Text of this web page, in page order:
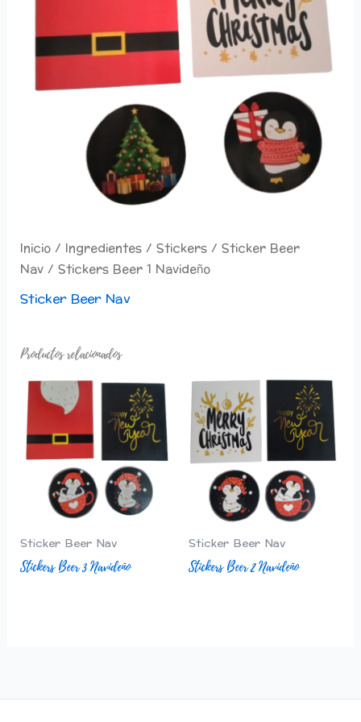
Inicio/ Ingredientes/ Stickers/ Sticker Beer
Nav/ Stickers Beer 1 Navideño
Sticker Beer Nav
Productos relacionados
Sticker Beer Nav
Stickers Beer 3 Navideño
Sticker Beer Nav
Stickers Beer 2 Navideño